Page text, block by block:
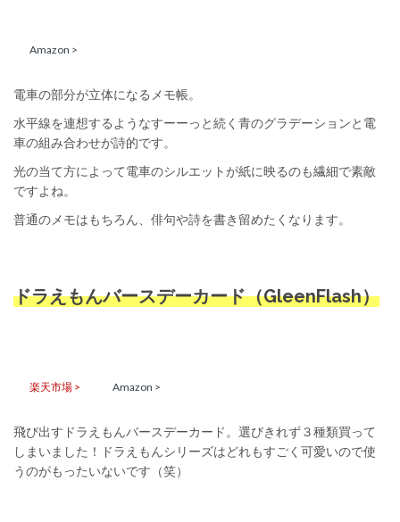
Amazon >
電車の部分が立体になるメモ帳。
水平線を連想するようなすーーっと続く青のグラデーションと電
車の組み合わせが詩的です。
光の当て方によって電車のシルエットが紙に映るのも繊細で素敵
ですよね。
普通のメモはもちろん、俳句や詩を書き留めたくなります。
ドラえもんバースデーカード（GleenFlash）
楽天市場 > Amazon >
飛び出すドラえもんバースデーカード。選びきれず３種類買って
しまいました！ドラえもんシリーズはどれもすごく可愛いので使
うのがもったいないです（笑）